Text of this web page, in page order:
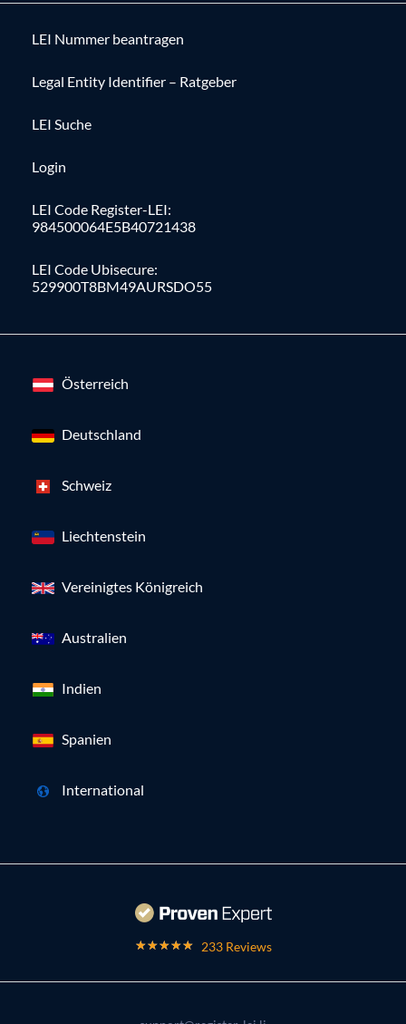
LEI Nummer beantragen
Legal Entity Identifier – Ratgeber
LEI Suche
Login
LEI Code Register-LEI:
984500064E5B40721438
LEI Code Ubisecure:
529900T8BM49AURSDO55
Österreich
Deutschland
Schweiz
Liechtenstein
Vereinigtes Königreich
Australien
Indien
Spanien
International
233 Reviews